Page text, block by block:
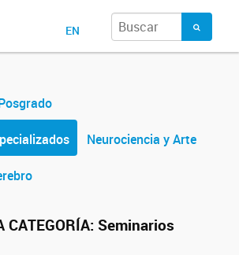
EN
Neurociencia y Arte
CATEGORÍA: Seminarios